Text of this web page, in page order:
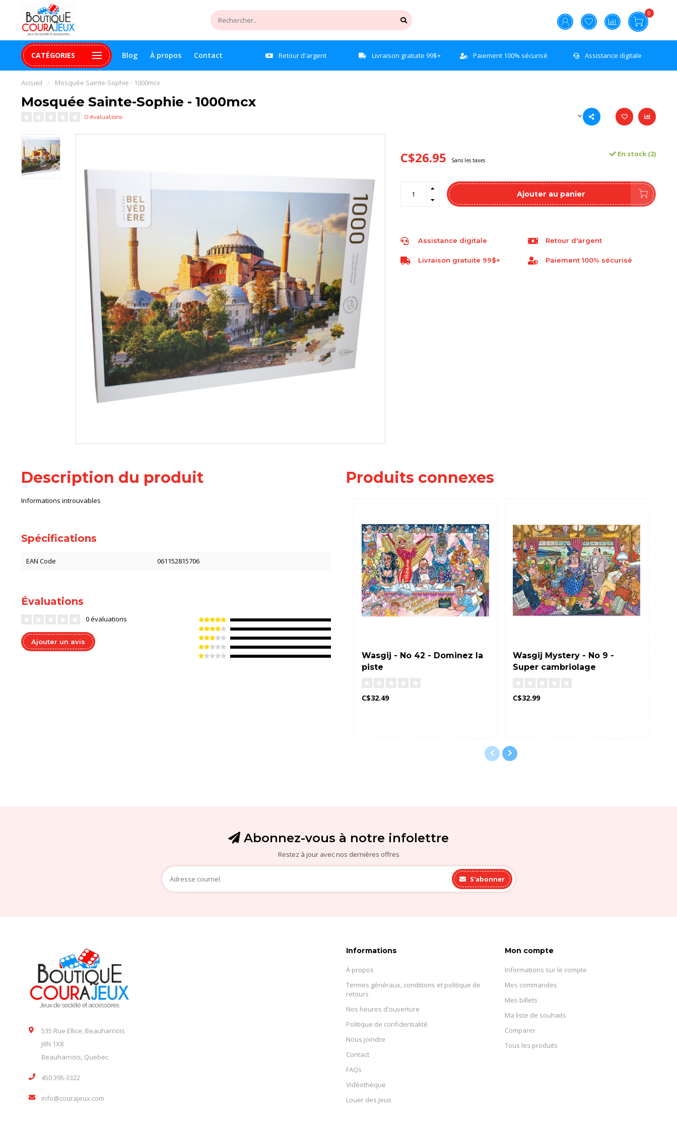
0
CATÉGORIES Blog À propos Contact
99$+ Paiement 100% sécurisé Assistance digitale Retour d'argent Livraison gratuite 99$+ Paiement 100% sécurisé Assistance digitale
Accueil / Mosquée Sainte-Sophie - 1000mcx
Mosquée Sainte-Sophie - 1000mcx
0 évaluations
C$26.95 Sans les taxes
En stock (2)
Ajouter au panier
Assistance digitale Retour d'argent
Livraison gratuite 99$+ Paiement 100% sécurisé
Description du produit
Informations introuvables
Spécifications
EAN Code 061152815706
Évaluations
0 évaluations
Ajouter un avis
Produits connexes
Wasgij - No 42 - Dominez la
piste
C$32.49
Wasgij Mystery - No 9 -
Super cambriolage
C$32.99
Abonnez-vous à notre infolettre
Restez à jour avec nos dernières offres
S'abonner
535 Rue Ellice, Beauharnois
J6N 1X8
Beauharnois, Quebec
450 395-3322
info@courajeux.com
Informations
À propos
Termes généraux, conditions et politique de
retours
Nos heures d'ouverture
Politique de confidentialité
Nous joindre
Contact
FAQs
Vidéothèque
Louer des Jeux
Mon compte
Informations sur le compte
Mes commandes
Mes billets
Ma liste de souhaits
Comparer
Tous les produits